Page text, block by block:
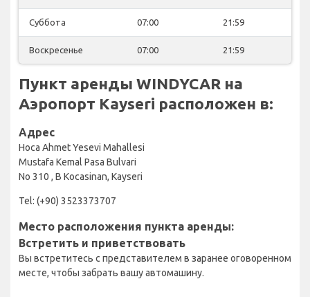
Суббота 07:00 21:59
Воскресенье 07:00 21:59
Пункт аренды WINDYCAR на
Аэропорт Kayseri расположен в:
Адрес
Hoca Ahmet Yesevi Mahallesi
Mustafa Kemal Pasa Bulvari
No 310 , B Kocasinan, Kayseri
Tel: (+90) 3523373707
Место расположения пункта аренды:
Встретить и приветствовать
Вы встретитесь с представителем в заранее оговоренном
месте, чтобы забрать вашу автомашину.